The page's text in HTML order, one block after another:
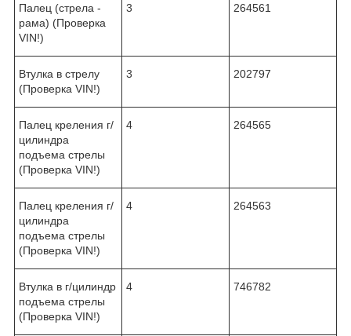
Палец (стрела -
рама) (Проверка
VIN!)
3 264561
Втулка в стрелу
(Проверка VIN!)
3 202797
Палец креления г/
цилиндра
подъема стрелы
(Проверка VIN!)
4 264565
Палец креления г/
цилиндра
подъема стрелы
(Проверка VIN!)
4 264563
Втулка в г/цилиндр
подъема стрелы
(Проверка VIN!)
4 746782